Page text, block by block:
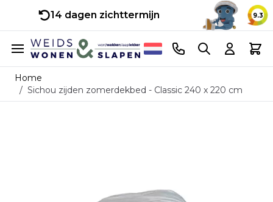
14 dagen zichttermijn 9.3
Ga naar de inhoud
Telefoonnummer
Search Cart
Home
/ Sichou zijden zomerdekbed - Classic 240 x 220 cm